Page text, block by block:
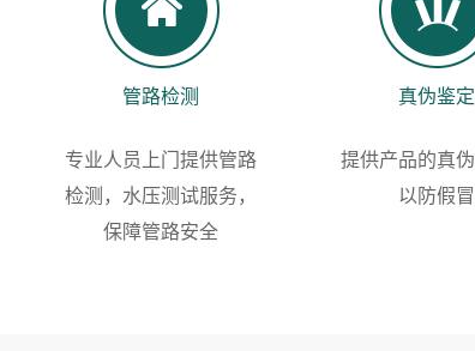
管路检测
专业人员上门提供管路
检测，水压测试服务，
保障管路安全
真伪鉴定
提供产品的真伪
以防假冒